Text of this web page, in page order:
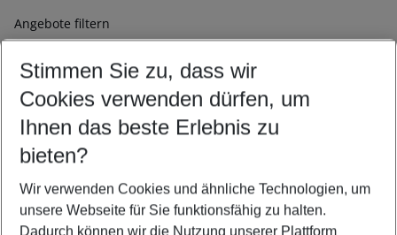
Angebote filtern
Ändern Sie Ihre Kriterien nach Ihren Wünschen
Abflughafen wählen
Beliebiger Abflughafen
Reisezeitraum wählen
09.08.26– 07.08.27 5-8 Nächte
2 Erwachsene Keine Kinder
Stimmen Sie zu, dass wir
Cookies verwenden dürfen, um
Ihnen das beste Erlebnis zu
bieten?
Wir verwenden Cookies und ähnliche Technologien, um
unsere Webseite für Sie funktionsfähig zu halten.
Dadurch können wir die Nutzung unserer Plattform